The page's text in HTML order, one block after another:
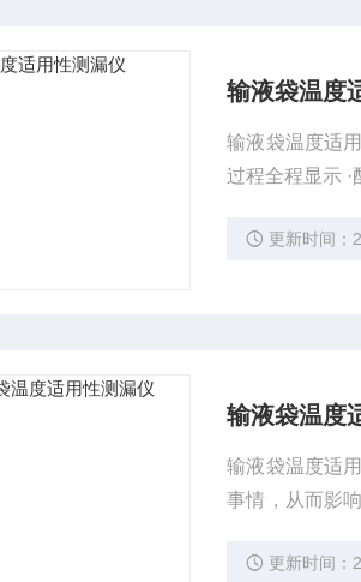
输液袋温度
输液袋温度适用性测漏仪_报价 ·传感器系统，
过程全程显示 ·配备微型打印机,快速打印实验结果 ·专业计算机软件支持测试结果多种单位显示、
更新时间：
输液袋温度
输液袋温度适
事情，从而影
中石实验仪器
更新时间：